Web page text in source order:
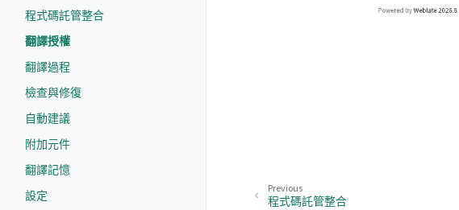
程式碼託管整合
翻譯授權
翻譯過程
檢查與修復
自動建議
附加元件
翻譯記憶
設定
Previous
程式碼託管整合